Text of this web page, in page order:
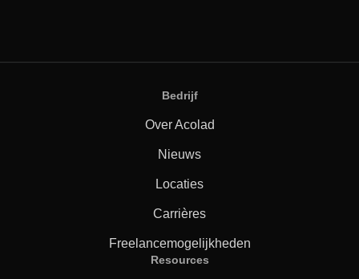
Bedrijf
Over Acolad
Nieuws
Locaties
Carrières
Freelancemogelijkheden
Resources